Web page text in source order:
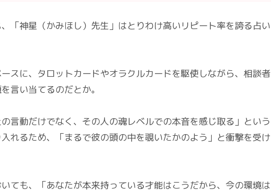
「神星（かみほし）先生」はとりわけ高いリピート率を誇る占い
スに、タロットカードやオラクルカードを駆使しながら、相談者
言い当てるのだとか。
言動だけでなく、その人の魂レベルでの本音を感じ取る」という
れるため、「まるで彼の頭の中を覗いたかのよう」と衝撃を受け
ても、「あなたが本来持っている才能はこうだから、今の環境は